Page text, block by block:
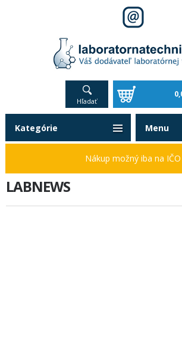
Hľadať
LABNEWS
Kategórie
Nákup možný iba na IČO
Menu